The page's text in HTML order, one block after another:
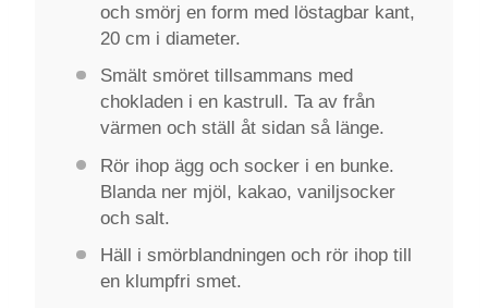
och smörj en form med löstagbar kant,
20 cm i diameter.
Smält smöret tillsammans med
chokladen i en kastrull. Ta av från
värmen och ställ åt sidan så länge.
Rör ihop ägg och socker i en bunke.
Blanda ner mjöl, kakao, vaniljsocker
och salt.
Häll i smörblandningen och rör ihop till
en klumpfri smet.